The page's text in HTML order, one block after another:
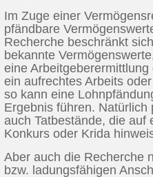
Im Zuge einer
pfändbare
Recherche beschränkt
bekannte
eine
ein aufrechtes Arbeits
so kann eine
Ergebnis führen. Natürlich
auch Tatbestände, die auf
Konkurs oder Krida
Aber auch die Recherche
bzw. ladungsfähigen